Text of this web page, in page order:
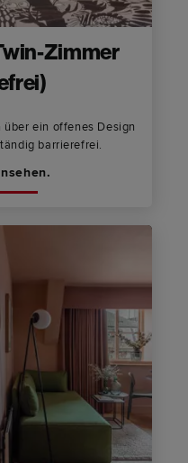
Zimmer
über ein offenes Design
barrierefrei.